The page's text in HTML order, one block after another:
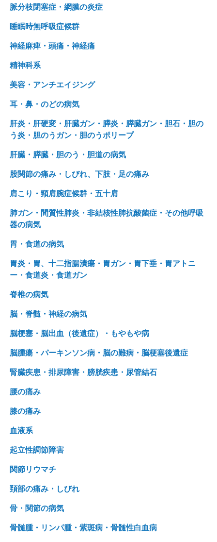
脈分枝閉塞症・網膜の炎症
睡眠時無呼吸症候群
神経麻痺・頭痛・神経痛
精神科系
美容・アンチエイジング
耳・鼻・のどの病気
肝炎・肝硬変・肝臓ガン・膵炎・膵臓ガン・胆石・胆の
う炎・胆のうガン・胆のうポリープ
肝臓・膵臓・胆のう・胆道の病気
股関節の痛み・しびれ、下肢・足の痛み
肩こり・頸肩腕症候群・五十肩
肺ガン・間質性肺炎・非結核性肺抗酸菌症・その他呼吸
器の病気
胃・食道の病気
胃炎・胃、十二指腸潰瘍・胃ガン・胃下垂・胃アトニ
ー・食道炎・食道ガン
脊椎の病気
脳・脊髄・神経の病気
脳梗塞・脳出血（後遺症）・もやもや病
脳腫瘍・パーキンソン病・脳の難病・脳梗塞後遺症
腎臓疾患・排尿障害・膀胱疾患・尿管結石
腰の痛み
膝の痛み
血液系
起立性調節障害
関節リウマチ
頚部の痛み・しびれ
骨・関節の病気
骨髄腫・リンパ腫・紫斑病・骨髄性白血病